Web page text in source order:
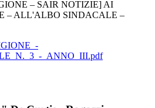
– SAIR NOTIZIE] AI
– ALL'ALBO SINDACALE –
_ANNO_III.pdf